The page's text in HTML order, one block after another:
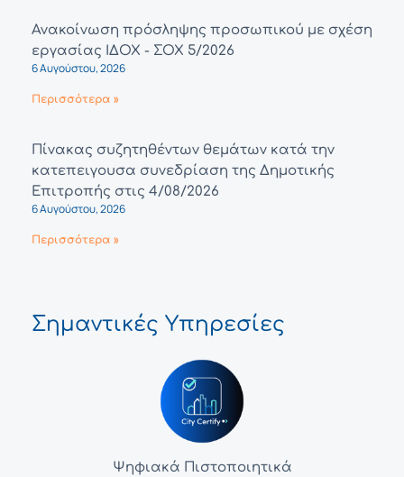
Ανακοίνωση πρόσληψης προσωπικού με σχέση
εργασίας ΙΔΟΧ - ΣΟΧ 5/2026
6 Αυγούστου, 2026
Περισσότερα »
Πίνακας συζητηθέντων θεμάτων κατά την
κατεπειγουσα συνεδρίαση της Δημοτικής
Επιτροπής στις 4/08/2026
6 Αυγούστου, 2026
Περισσότερα »
Σημαντικές Υπηρεσίες
Ψηφιακά Πιστοποιητικά